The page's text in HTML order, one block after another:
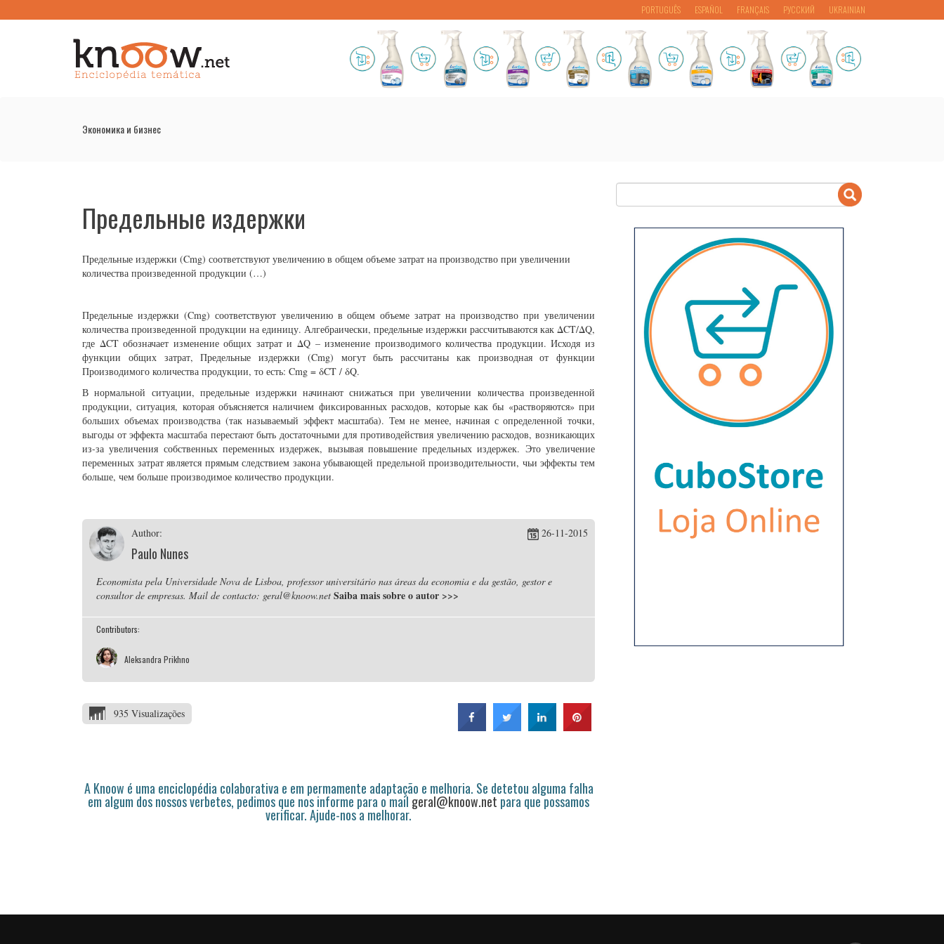
PORTUGUÊS ESPAÑOL FRANÇAIS РУССКИЙ UKRAINIAN
Экономика и бизнес
Предельные издержки
Предельные издержки (Cmg) соответствуют увеличению в общем объеме затрат на производство при увеличении
количества произведенной продукции (…)
Предельные издержки (Cmg) соответствуют увеличению в общем объеме затрат на производство при увеличении
количества произведенной продукции на единицу. Алгебраически, предельные издержки рассчитываются как ΔCT/ΔQ,
где ΔCT обозначает изменение общих затрат и ΔQ – изменение производимого количества продукции. Исходя из
функции общих затрат, Предельные издержки (Cmg) могут быть рассчитаны как производная от функции
Производимого количества продукции, то есть: Cmg = δCT / δQ.
В нормальной ситуации, предельные издержки начинают снижаться при увеличении количества произведенной
продукции, ситуация, которая объясняется наличием фиксированных расходов, которые как бы «растворяются» при
больших объемах производства (так называемый эффект масштаба). Тем не менее, начиная с определенной точки,
выгоды от эффекта масштаба перестают быть достаточными для противодействия увеличению расходов, возникающих
из-за увеличения собственных переменных издержек, вызывая повышение предельных издержек. Это увеличение
переменных затрат является прямым следствием закона убывающей предельной производительности, чьи эффекты тем
больше, чем больше производимое количество продукции.
Author:
Paulo Nunes
26-11-2015
Economista pela Universidade Nova de Lisboa, professor universitário nas áreas da economia e da gestão, gestor e
consultor de empresas. Mail de contacto: geral@knoow.net Saiba mais sobre o autor >>>
Contributors:
Aleksandra Prikhno
935 Visualizações
A Knoow é uma enciclopédia colaborativa e em permamente adaptação e melhoria. Se detetou alguma falha
em algum dos nossos verbetes, pedimos que nos informe para o mail geral@knoow.net para que possamos
verificar. Ajude-nos a melhorar.